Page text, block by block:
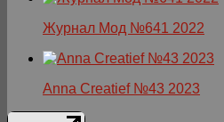
Журнал Мод №641 2022
Anna Creatief №43 2023